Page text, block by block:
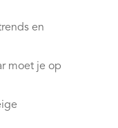
en
moet je op